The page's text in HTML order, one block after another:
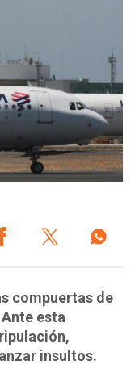
compuertas de
esta
insultos.